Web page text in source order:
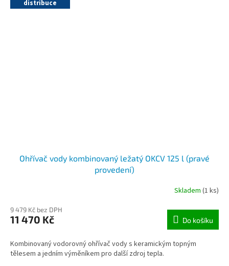
distribuce
Ohřívač vody kombinovaný ležatý OKCV 125 l (pravé
provedení)
Skladem (1 ks)
9 479 Kč bez DPH
11 470 Kč Do košíku
Kombinovaný vodorovný ohřívač vody s keramickým topným
tělesem a jedním výměníkem pro další zdroj tepla.